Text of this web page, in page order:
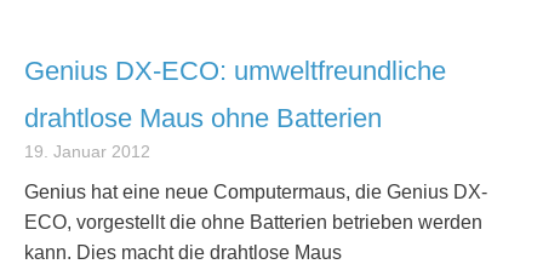
Genius DX-ECO: umweltfreundliche
drahtlose Maus ohne Batterien
19. Januar 2012
Genius hat eine neue Computermaus, die Genius DX-
ECO, vorgestellt die ohne Batterien betrieben werden
kann. Dies macht die drahtlose Maus